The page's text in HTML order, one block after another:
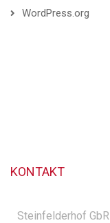
WordPress.org
KONTAKT
Steinfelderhof GbR